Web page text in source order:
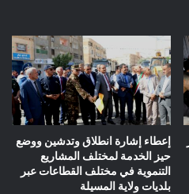
إعطاء إشارة انطلاق وتدشين ووضع
حيز الخدمة لمختلف المشاريع
التنموية في مختلف القطاعات عبر
بلديات ولاية المسيلة